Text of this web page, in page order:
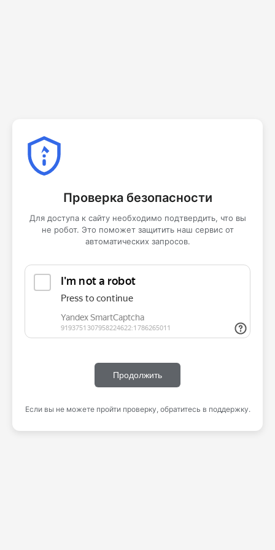
Проверка безопасности
Для доступа к сайту необходимо подтвердить, что вы
не робот. Это поможет защитить наш сервис от
автоматических запросов.
Продолжить
Если вы не можете пройти проверку, обратитесь в поддержку.